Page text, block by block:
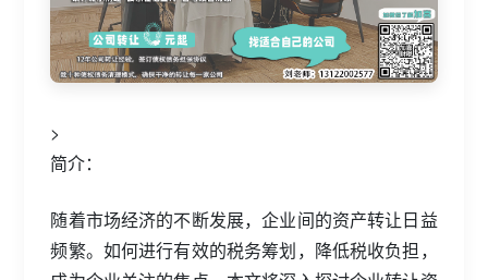
>
简介：
随着市场经济的不断发展，企业间的资产转让日益
频繁。如何进行有效的税务筹划，降低税收负担，